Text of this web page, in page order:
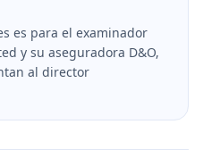
es para el examinador
y su aseguradora D&O,
al director